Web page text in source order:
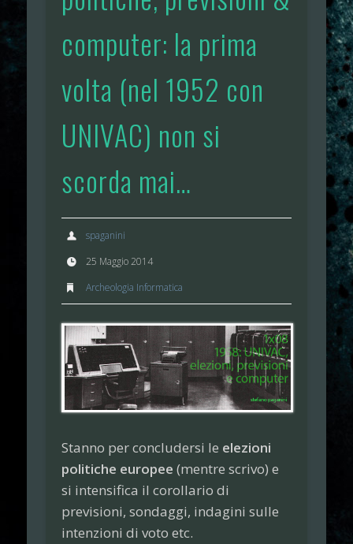
computer: la prima
volta (nel 1952 con
UNIVAC) non si
scorda mai…
spaganini
25 Maggio 2014
Archeologia Informatica
Stanno per concludersi le elezioni
politiche europee (mentre scrivo) e
si intensifica il corollario di
previsioni, sondaggi, indagini sulle
intenzioni di voto etc.